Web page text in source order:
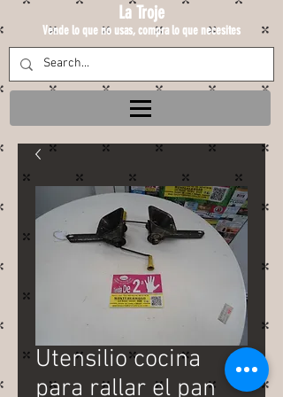
La Troje
Vende lo que no usas, compra lo que necesites
Utensilio cocina
para rallar el pan